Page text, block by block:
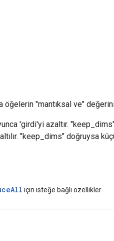
öğelerin "mantıksal ve"
'girdi'yi azaltır.
"keep_dims" doğruysa
All için isteğe bağlı özellikler